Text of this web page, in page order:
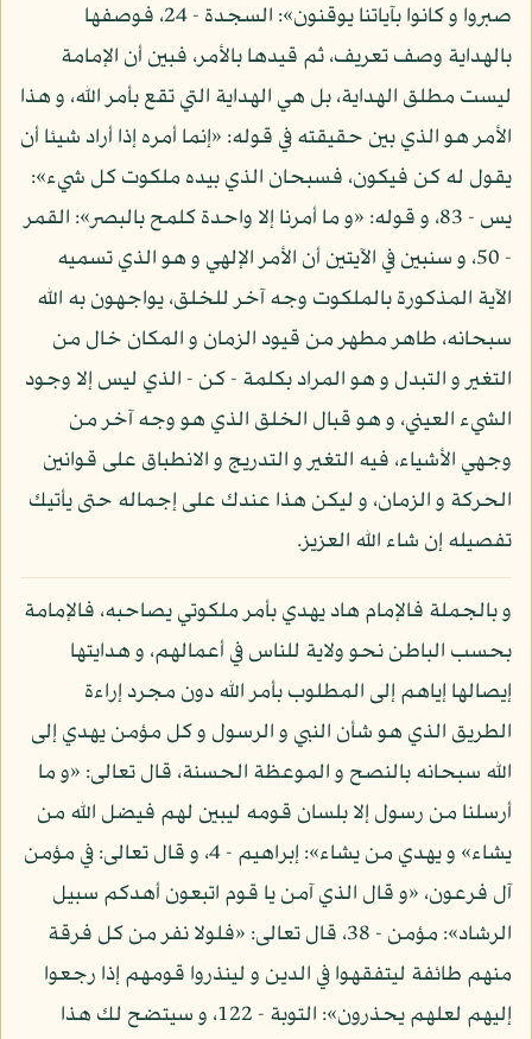
صبروا و كانوا بآياتنا يوقنون»: السجدة - 24، فوصفها
بالهداية وصف تعريف، ثم قيدها بالأمر، فبين أن الإمامة
ليست مطلق الهداية، بل هي الهداية التي تقع بأمر الله، و هذا
الأمر هو الذي بين حقيقته في قوله: «إنما أمره إذا أراد شيئا أن
يقول له كن فيكون، فسبحان الذي بيده ملكوت كل شيء»:
يس - 83، و قوله: «و ما أمرنا إلا واحدة كلمح بالبصر»: القمر
- 50، و سنبين في الآيتين أن الأمر الإلهي و هو الذي تسميه
الآية المذكورة بالملكوت وجه آخر للخلق، يواجهون به الله
سبحانه، طاهر مطهر من قيود الزمان و المكان خال من
التغير و التبدل و هو المراد بكلمة - كن - الذي ليس إلا وجود
الشيء العيني، و هو قبال الخلق الذي هو وجه آخر من
وجهي الأشياء، فيه التغير و التدريج و الانطباق على قوانين
الحركة و الزمان، و ليكن هذا عندك على إجماله حتى يأتيك
تفصيله إن شاء الله العزيز.
و بالجملة فالإمام هاد يهدي بأمر ملكوتي يصاحبه، فالإمامة
بحسب الباطن نحو ولاية للناس في أعمالهم، و هدايتها
إيصالها إياهم إلى المطلوب بأمر الله دون مجرد إراءة
الطريق الذي هو شأن النبي و الرسول و كل مؤمن يهدي إلى
الله سبحانه بالنصح و الموعظة الحسنة، قال تعالى: «و ما
أرسلنا من رسول إلا بلسان قومه ليبين لهم فيضل الله من
يشاء» و يهدي من يشاء»: إبراهيم - 4، و قال تعالى: في مؤمن
آل فرعون، «و قال الذي آمن يا قوم اتبعون أهدكم سبيل
الرشاد»: مؤمن - 38، قال تعالى: «فلولا نفر من كل فرقة
منهم طائفة ليتفقهوا في الدين و لينذروا قومهم إذا رجعوا
إليهم لعلهم يحذرون»: التوبة - 122، و سيتضح لك هذا